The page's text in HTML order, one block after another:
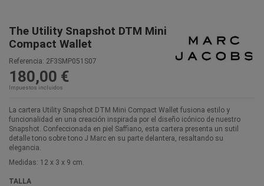
The Utility Snapshot DTM Mini
Compact Wallet
Referencia: 2F3SMP051S07
180,00 €
Impuestos incluidos
La cartera Utility Snapshot DTM Mini Compact Wallet fusiona estilo y
funcionalidad en una creación inspirada por el diseño icónico de nuestro
Snapshot. Confeccionada en piel Saffiano, esta cartera presenta un sutil
detalle tono sobre tono J Marc en su parte delantera, resaltando su
elegancia.
Medidas: 12 x 3 x 9 cm.
TALLA